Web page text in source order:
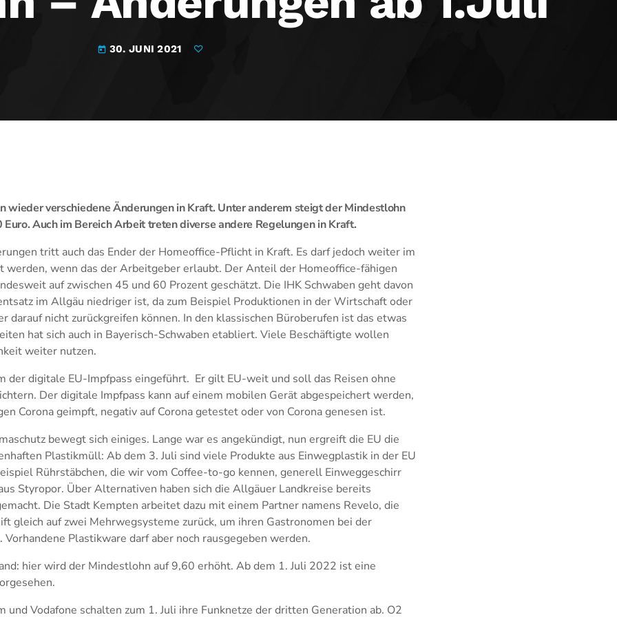
today 30. JUNI 2021
wieder verschiedene Änderungen in Kraft. Unter anderem steigt der Mindestlohn
Euro. Auch im Bereich Arbeit treten diverse andere Regelungen in Kraft.
tritt auch das Ender der Homeoffice-Pflicht in Kraft. Es darf jedoch weiter im
werden, wenn das der Arbeitgeber erlaubt. Der Anteil der Homeoffice-fähigen
auf zwischen 45 und 60 Prozent geschätzt. Die IHK Schwaben geht davon
im Allgäu niedriger ist, da zum Beispiel Produktionen in der Wirtschaft oder
darauf nicht zurückgreifen können. In den klassischen Büroberufen ist das etwas
hat sich auch in Bayerisch-Schwaben etabliert. Viele Beschäftigte wollen
weiter nutzen.
der digitale EU-Impfpass eingeführt. Er gilt EU-weit und soll das Reisen ohne
Der digitale Impfpass kann auf einem mobilen Gerät abgespeichert werden,
Corona geimpft, negativ auf Corona getestet oder von Corona genesen ist.
bewegt sich einiges. Lange war es angekündigt, nun ergreift die EU die
Plastikmüll: Ab dem 3. Juli sind viele Produkte aus Einwegplastik in der EU
Rührstäbchen, die wir vom Coffee-to-go kennen, generell Einweggeschirr
Styropor. Über Alternativen haben sich die Allgäuer Landkreise bereits
Die Stadt Kempten arbeitet dazu mit einem Partner namens Revelo, die
gleich auf zwei Mehrwegsysteme zurück, um ihren Gastronomen bei der
Plastikware darf aber noch rausgegeben werden.
hier wird der Mindestlohn auf 9,60 erhöht. Ab dem 1. Juli 2022 ist eine
und Vodafone schalten zum 1. Juli ihre Funknetze der dritten Generation ab. O2